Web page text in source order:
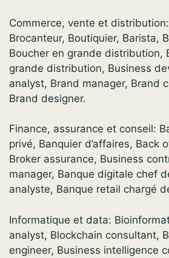
Commerce, vente et
Brocanteur, Boutiquier, Barista,
Boucher en grande distribution,
grande distribution, Business
analyst, Brand manager, Brand
Brand designer.
Finance, assurance et conseil:
privé, Banquier d’affaires, Back
Broker assurance, Business
manager, Banque digitale chef
analyste, Banque retail chargé
Informatique et data:
analyst, Blockchain consultant,
engineer, Business intelligence